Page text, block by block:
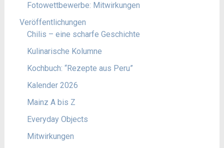
Fotowettbewerbe: Mitwirkungen
Veröffentlichungen
Chilis – eine scharfe Geschichte
Kulinarische Kolumne
Kochbuch: “Rezepte aus Peru”
Kalender 2026
Mainz A bis Z
Everyday Objects
Mitwirkungen